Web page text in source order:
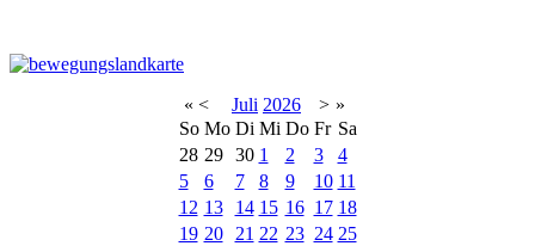
« < Juli 2026 > »
So Mo Di Mi Do Fr Sa
28 29 30 1 2 3
4
5
6 7 8 9 10 11
12 13 14 15 16 17 18
19 20 21 22 23 24 25